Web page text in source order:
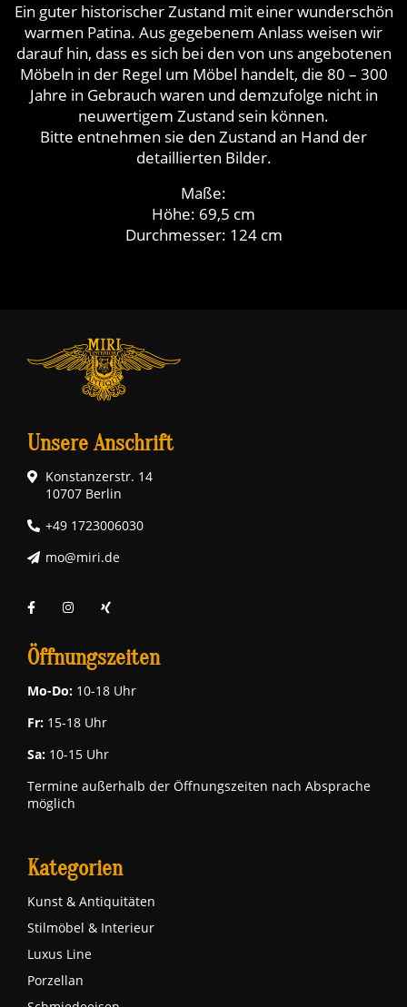
Ein guter historischer Zustand mit einer wunderschön
warmen Patina. Aus gegebenem Anlass weisen wir
darauf hin, dass es sich bei den von uns angebotenen
Möbeln in der Regel um Möbel handelt, die 80 – 300
Jahre in Gebrauch waren und demzufolge nicht in
neuwertigem Zustand sein können.
Bitte entnehmen sie den Zustand an Hand der
detaillierten Bilder.
Maße:
Höhe: 69,5 cm
Durchmesser: 124 cm
Unsere Anschrift
Konstanzerstr. 14
10707 Berlin
+49 1723006030
mo@miri.de
Öffnungszeiten
Mo-Do: 10-18 Uhr
Fr: 15-18 Uhr
Sa: 10-15 Uhr
Termine außerhalb der Öffnungszeiten nach Absprache
möglich
Kategorien
Kunst & Antiquitäten
Stilmöbel & Interieur
Luxus Line
Porzellan